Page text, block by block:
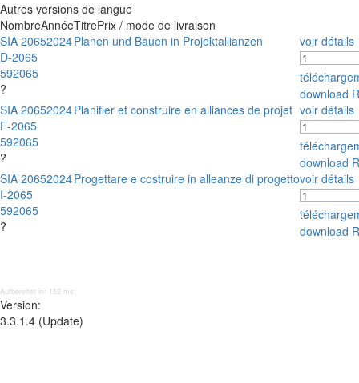
Autres versions de langue
NombreAnnéeTitrePrix / mode de livraison
SIA 2065
D-2065
592065
?
2024Planen und Bauen in Projektallianzen voir détails
download
SIA 2065
F-2065
592065
?
2024Planifier et construire en alliances de projet voir détails
download
SIA 2065
I-2065
592065
?
2024Progettare e costruire in alleanze di progettovoir détails
download
Aufbereitet in: 152 ms;
Version:
3.3.1.4 (Update)